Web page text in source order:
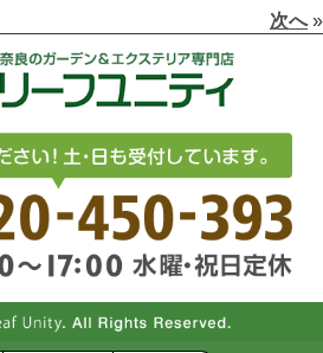
次へ»